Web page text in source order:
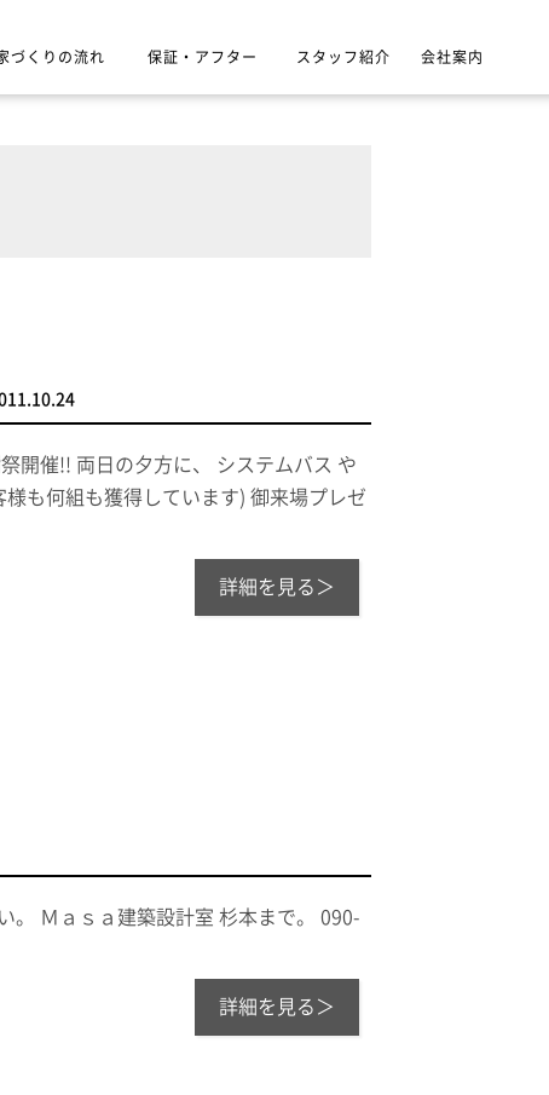
づくりの流れ 保証・アフター スタッフ紹介 会社案内
開催!! 両日の夕方に、 システムバス や
も何組も獲得しています) 御来場プレゼ
詳細を見る＞
。 Ｍａｓａ建築設計室 杉本まで。 090-
詳細を見る＞